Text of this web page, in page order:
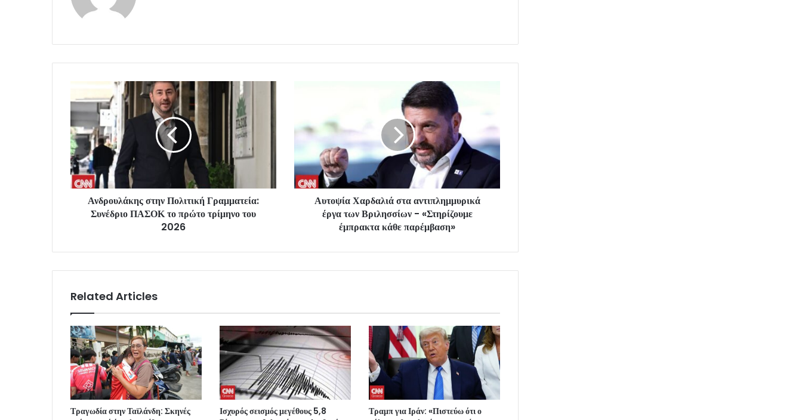
Ανδρουλάκης στην Πολιτική Γραμματεία:
Συνέδριο ΠΑΣΟΚ το πρώτο τρίμηνο του
2026
Αυτοψία Χαρδαλιά στα αντιπλημμυρικά
έργα των Βριλησσίων - «Στηρίζουμε
έμπρακτα κάθε παρέμβαση»
Related Articles
Τραγωδία στην Ταϊλάνδη: Σκηνές
Ισχυρός σεισμός μεγέθους 5,8
Τραμπ για Ιράν: «Πιστεύω ότι ο